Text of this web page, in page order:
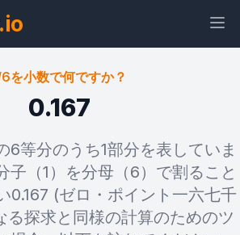
ット
ク
ト
プレビュー 1/6を小数で何ですか？ ウ
ィジェット
を小数で何ですか？
0.167
6等分のうち1部分を表していま
子（1）を分母（6）で割ること
0.167 (ゼロ・ポイント一六七千
る探求と同様の計算のためのツ